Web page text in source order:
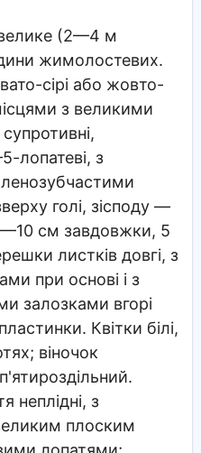
(2—4 м
жимолостевих.
сірі або жовто-
з великими
лопатеві, з
голі, зісподу —
см завдовжки, 5
листків довгі, з
при основі і з
залозками вгорі
Квітки білі,
віночок
неплідні, з
плоским